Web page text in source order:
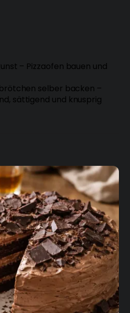
– Pizzaofen bauen und
selber backen –
sättigend und knusprig